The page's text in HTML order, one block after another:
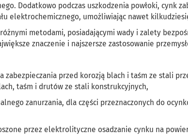
Dodatkowo podczas uszkodzenia powłoki, cynk
elektrochemicznego, umożliwiając nawet
metodami, posiadającymi wady i zalety
znaczenie i najszersze zastosowanie
zabezpieczania przed korozją blach i taśm ze stali
taśm i drutów ze stali konstrukcyjnych,
zanurzania, dla części przeznaczonych do
przez elektrolityczne osadzanie cynku na